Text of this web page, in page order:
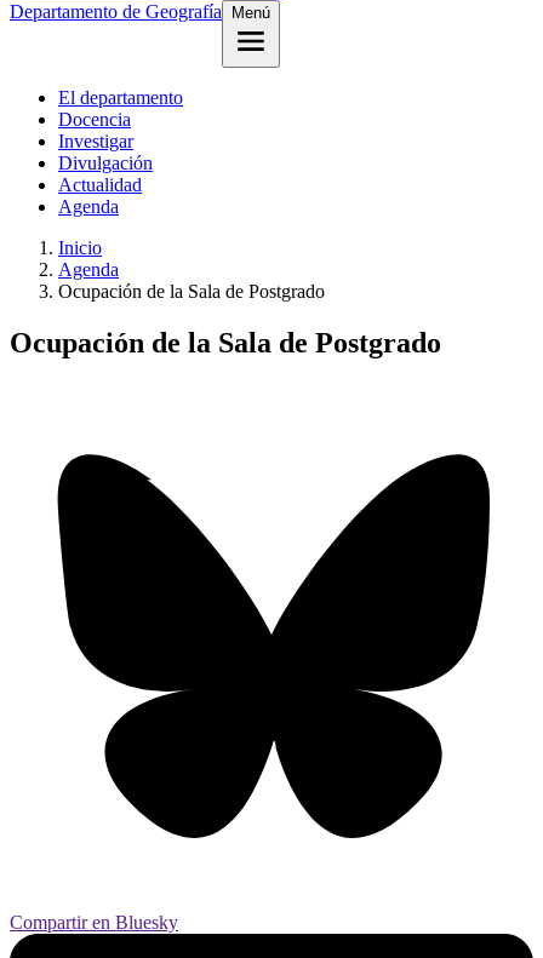
Departamento de Geografía
Menú
El departamento
Docencia
Investigar
Divulgación
Actualidad
Agenda
Inicio
Agenda
Ocupación de la Sala de Postgrado
Ocupación de la Sala de Postgrado
Compartir en Bluesky